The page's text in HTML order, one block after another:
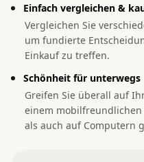
Einfach vergleichen &
Vergleichen Sie
um fundierte
Einkauf zu treffen.
Schönheit für unterwegs
Greifen Sie überall auf
einem mobilfreundlichen
als auch auf Computern